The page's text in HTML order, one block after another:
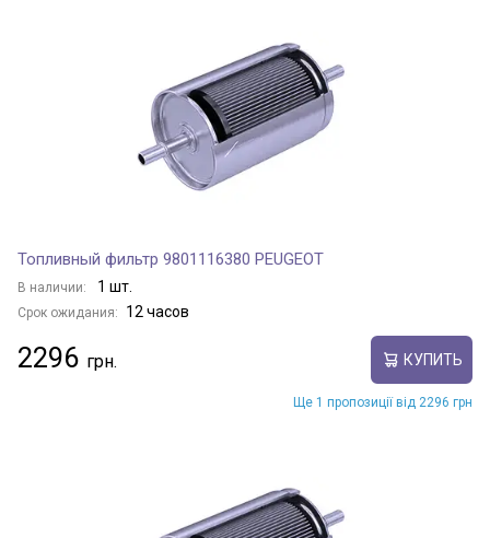
Топливный фильтр 9801116380 PEUGEOT
В наличии: 1 шт.
Срок ожидания: 12 часов
2296 КУПИТЬ
Ще 1 пропозиції від 2296 грн